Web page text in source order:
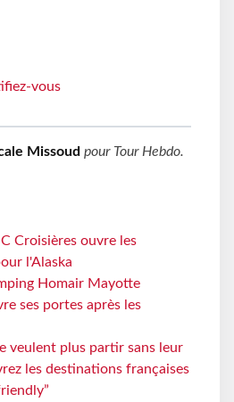
vous
Missoud pour Tour Hebdo.
Croisières ouvre les
l'Alaska
Homair Mayotte
ses portes après les
veulent plus partir sans leur
les destinations françaises